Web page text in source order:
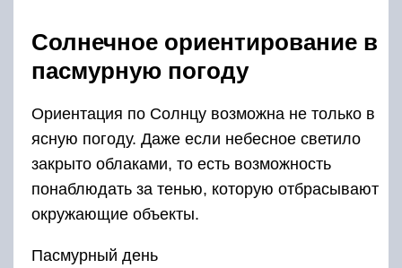
Солнечное ориентирование в
пасмурную погоду
Ориентация по Солнцу возможна не только в
ясную погоду. Даже если небесное светило
закрыто облаками, то есть возможность
понаблюдать за тенью, которую отбрасывают
окружающие объекты.
Пасмурный день